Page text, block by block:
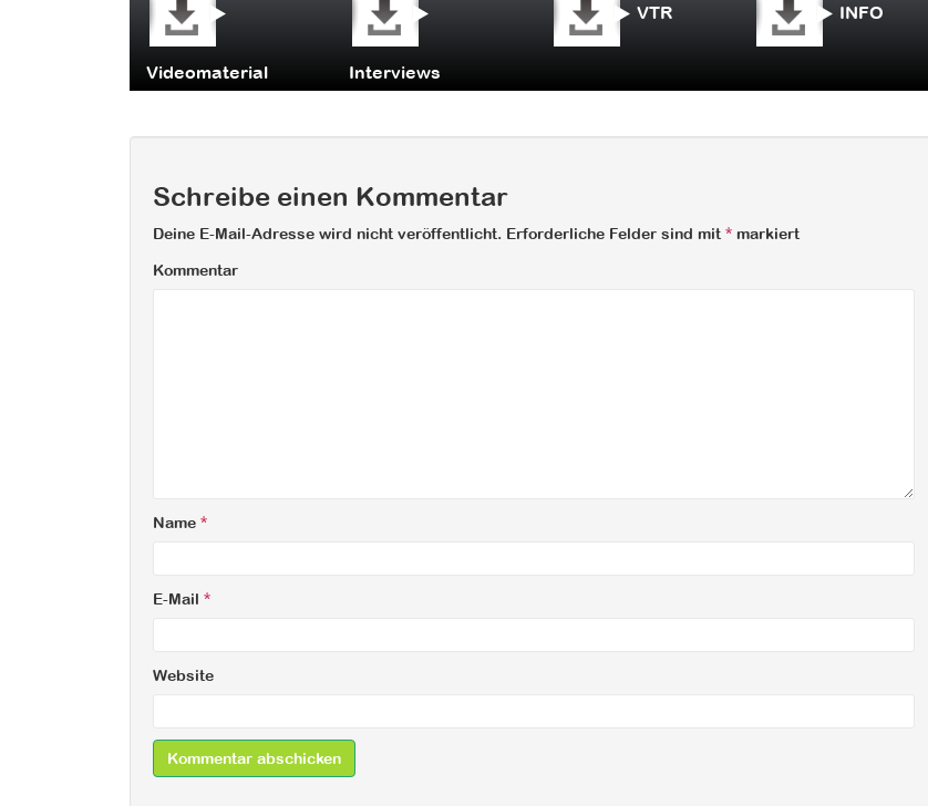
Videomaterial Interviews
VTR INFO
Schreibe einen Kommentar
Deine E-Mail-Adresse wird nicht veröffentlicht. Erforderliche Felder sind mit * markiert
Kommentar
Name *
E-Mail *
Website